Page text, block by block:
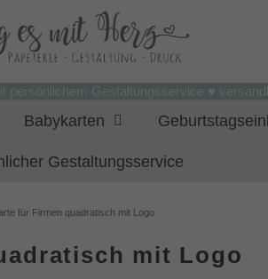
persönlichem Gestaltungsservice ♥
Babykarten
Gestaltungsservice
für Firmen quadratisch mit Logo
mit Logo